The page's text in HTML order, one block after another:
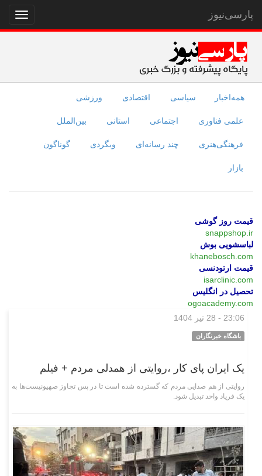
نمایش
منو
پارسی‌نیوز
همه‌اخبار سیاسی اقتصادی ورزشی
علمی فناوری اجتماعی استانی بین‌الملل
فرهنگی‌هنری چند رسانه‌ای وبگردی گوناگون
بازار
قیمت روز گوشی
snappshop.ir
لباسشویی بوش
khanebosch.com
قیمت ارتودنسی
isarclinic.com
تحصیل در انگلیس
ogoacademy.com
23:06 - 28 تیر 1404
باشگاه خبرنگاران
یک ایران پای کار ،روایتی از همدلی مردم + فیلم
روایتی از هم صدایی مردم که گسترده شده است تا در پس تجاوز صهیونیست‌ها به
یک فریاد واحد تبدیل شود.